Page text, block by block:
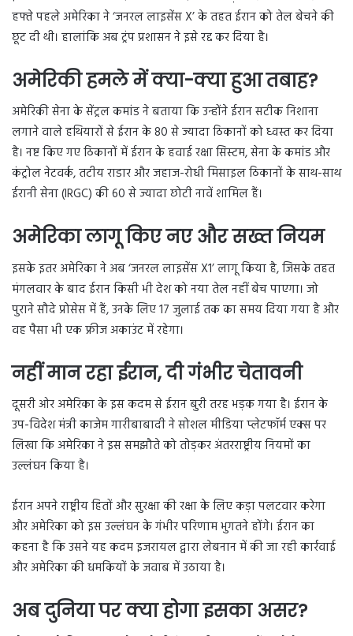
हफ्ते पहले अमेरिका ने ‘जनरल लाइसेंस X’ के तहत ईरान को तेल बेचने की
छूट दी थी। हालांकि अब ट्रंप प्रशासन ने इसे रद्द कर दिया है।
अमेरिकी हमले में क्या-क्या हुआ तबाह?
अमेरिकी सेना के सेंट्रल कमांड ने बताया कि उन्होंने ईरान सटीक निशाना
लगाने वाले हथियारों से ईरान के 80 से ज्यादा ठिकानों को ध्वस्त कर दिया
है। नष्ट किए गए ठिकानों में ईरान के हवाई रक्षा सिस्टम, सेना के कमांड और
कंट्रोल नेटवर्क, तटीय राडार और जहाज-रोधी मिसाइल ठिकानों के साथ-साथ
ईरानी सेना (IRGC) की 60 से ज्यादा छोटी नावें शामिल हैं।
अमेरिका लागू किए नए और सख्त नियम
इसके इतर अमेरिका ने अब ‘जनरल लाइसेंस X1’ लागू किया है, जिसके तहत
मंगलवार के बाद ईरान किसी भी देश को नया तेल नहीं बेच पाएगा। जो
पुराने सौदे प्रोसेस में हैं, उनके लिए 17 जुलाई तक का समय दिया गया है और
वह पैसा भी एक फ्रीज अकाउंट में रहेगा।
नहीं मान रहा ईरान, दी गंभीर चेतावनी
दूसरी ओर अमेरिका के इस कदम से ईरान बुरी तरह भड़क गया है। ईरान के
उप-विदेश मंत्री काजेम गारीबाबादी ने सोशल मीडिया प्लेटफॉर्म एक्स पर
लिखा कि अमेरिका ने इस समझौते को तोड़कर अंतरराष्ट्रीय नियमों का
उल्लंघन किया है।
ईरान अपने राष्ट्रीय हितों और सुरक्षा की रक्षा के लिए कड़ा पलटवार करेगा
और अमेरिका को इस उल्लंघन के गंभीर परिणाम भुगतने होंगे। ईरान का
कहना है कि उसने यह कदम इजरायल द्वारा लेबनान में की जा रही कार्रवाई
और अमेरिका की धमकियों के जवाब में उठाया है।
अब दुनिया पर क्या होगा इसका असर?